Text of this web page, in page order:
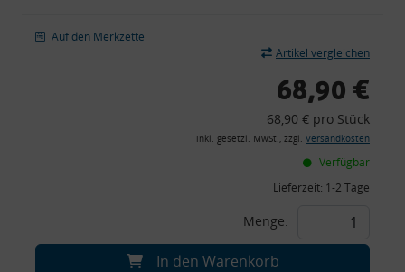
Auf den Merkzettel
Artikel vergleichen
68,90 €
68,90 € pro Stück
inkl. gesetzl. MwSt., zzgl. Versandkosten
Verfügbar
Lieferzeit: 1-2 Tage
Menge:
In den Warenkorb